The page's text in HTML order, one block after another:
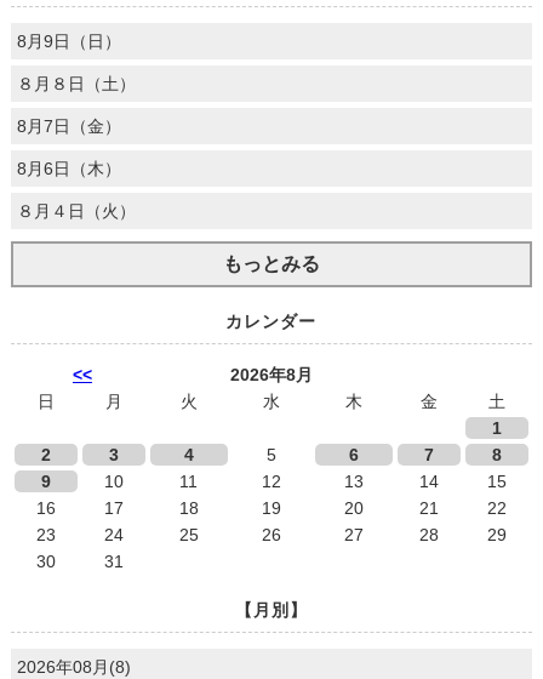
8月9日（日）
８月８日（土）
8月7日（金）
8月6日（木）
８月４日（火）
もっとみる
カレンダー
<<
2026年8月
日
月 火 水 木 金
土
1
2
3 4 5 6 7
8
9
10 11 12 13 14
15
16
17 18 19 20 21
22
23
24 25 26 27 28
29
30
31
【月別】
2026年08月(8)